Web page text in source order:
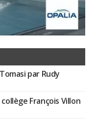
par Rudy
François Villon